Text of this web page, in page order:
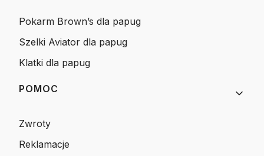
Pokarm Brown’s dla papug
Szelki Aviator dla papug
Klatki dla papug
POMOC
Zwroty
Reklamacje